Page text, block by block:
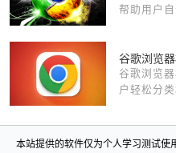
帮助用户
览体验。
谷歌浏览
谷歌浏览
户轻松分
本站提供的软件仅为个人学习测试使